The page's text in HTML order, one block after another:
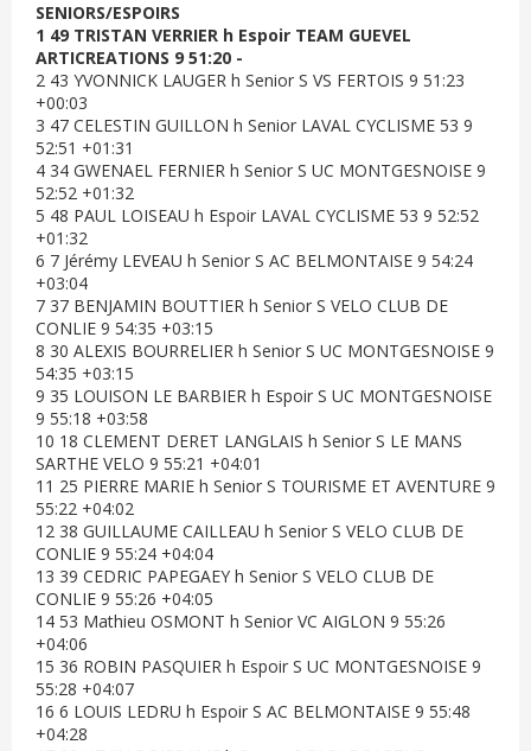
SENIORS/ESPOIRS
1 49 TRISTAN VERRIER h Espoir TEAM GUEVEL
ARTICREATIONS 9 51:20 -
2 43 YVONNICK LAUGER h Senior S VS FERTOIS 9 51:23
+00:03
3 47 CELESTIN GUILLON h Senior LAVAL CYCLISME 53 9
52:51 +01:31
4 34 GWENAEL FERNIER h Senior S UC MONTGESNOISE 9
52:52 +01:32
5 48 PAUL LOISEAU h Espoir LAVAL CYCLISME 53 9 52:52
+01:32
6 7 Jérémy LEVEAU h Senior S AC BELMONTAISE 9 54:24
+03:04
7 37 BENJAMIN BOUTTIER h Senior S VELO CLUB DE
CONLIE 9 54:35 +03:15
8 30 ALEXIS BOURRELIER h Senior S UC MONTGESNOISE 9
54:35 +03:15
9 35 LOUISON LE BARBIER h Espoir S UC MONTGESNOISE
9 55:18 +03:58
10 18 CLEMENT DERET LANGLAIS h Senior S LE MANS
SARTHE VELO 9 55:21 +04:01
11 25 PIERRE MARIE h Senior S TOURISME ET AVENTURE 9
55:22 +04:02
12 38 GUILLAUME CAILLEAU h Senior S VELO CLUB DE
CONLIE 9 55:24 +04:04
13 39 CEDRIC PAPEGAEY h Senior S VELO CLUB DE
CONLIE 9 55:26 +04:05
14 53 Mathieu OSMONT h Senior VC AIGLON 9 55:26
+04:06
15 36 ROBIN PASQUIER h Espoir S UC MONTGESNOISE 9
55:28 +04:07
16 6 LOUIS LEDRU h Espoir S AC BELMONTAISE 9 55:48
+04:28